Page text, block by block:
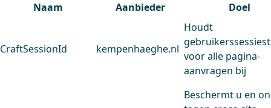
Naam
Aanbieder Doel
CraftSessionId kempenhaeghe.nl
Houdt
voor alle pagina-
aanvragen bij
Beschermt u en